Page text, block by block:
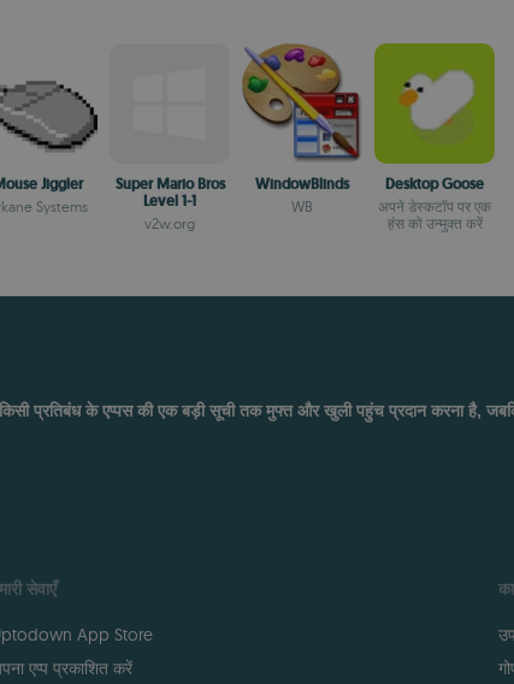
Jiggler
Systems
Super Mario Bros
Level 1-1
v2w.org
WindowBlinds
WB
Desktop Goose
अपने डेस्कटॉप पर एक
हंस को उन्मुक्त करें
किसी प्रतिबंध के एप्पस की एक बड़ी सूची तक मुफ्त और खुली पहुंच प्रदान करना है,
सेवाएँ
App Store
एप्प प्रकाशित करें